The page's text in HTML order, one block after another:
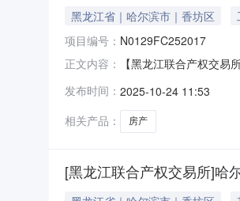
黑龙江省｜哈尔滨市｜香坊区
项目编号： N0129FC252017
正文内容：
【黑龙江联合产权交
（5-6层）]资产类别房
事项无原文链接
发布时间： 2025-10-24 11:53
相关产品：
房产
[黑龙江联合产权交易所]哈